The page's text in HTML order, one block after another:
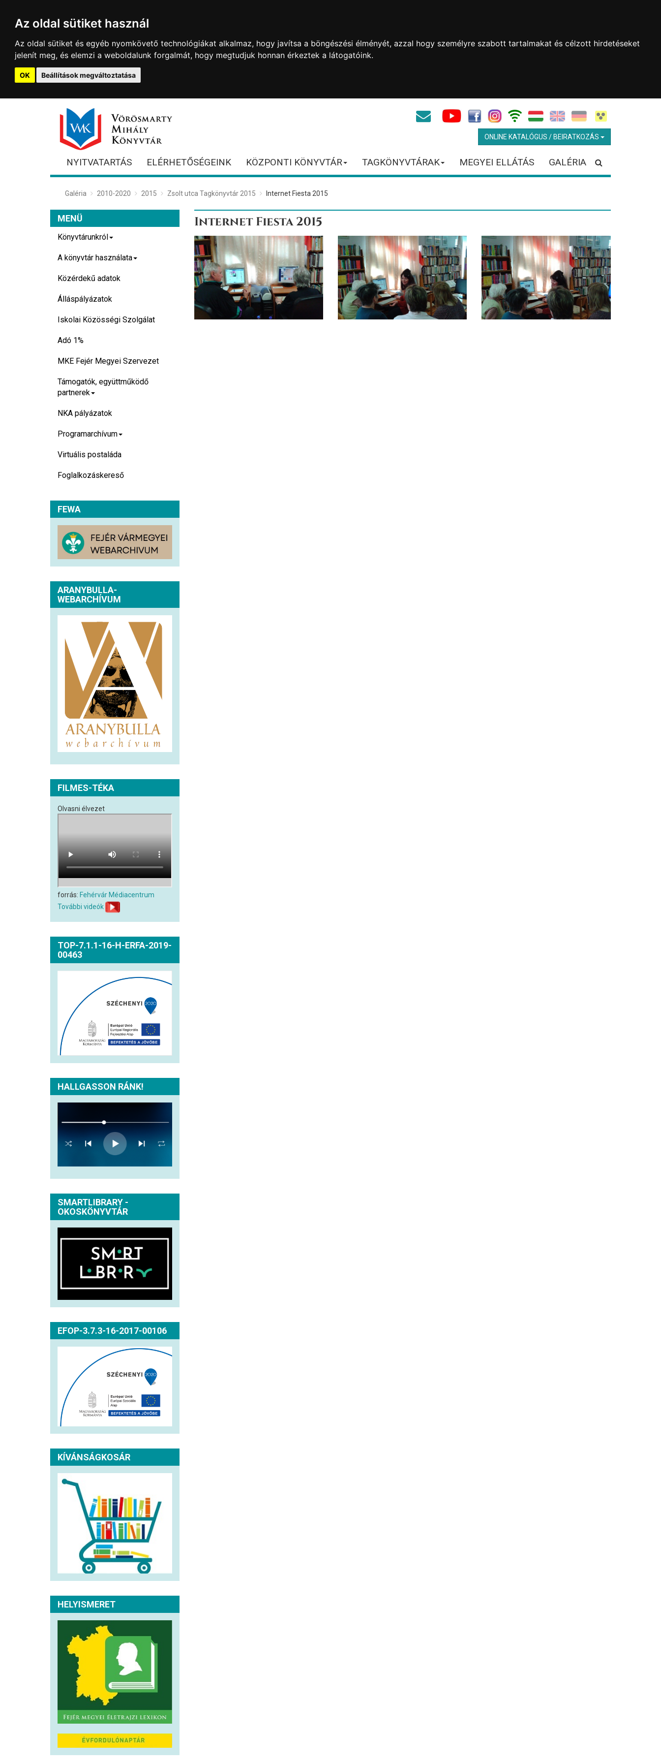
Az oldal sütiket használ
Az oldal sütiket és egyéb nyomkövető technológiákat alkalmaz, hogy javítsa a böngészési élményét, azzal hogy személyre szabott tartalmakat és célzott hirdetéseket
jelenít meg, és elemzi a weboldalunk forgalmát, hogy megtudjuk honnan érkeztek a látogatóink.
OK Beállítások megváltoztatása
ONLINE KATALÓGUS / BEIRATKOZÁS
NYITVATARTÁS ELÉRHETŐSÉGEINK KÖZPONTI KÖNYVTÁR TAGKÖNYVTÁRAK MEGYEI ELLÁTÁS GALÉRIA
Galéria 2010-2020 2015 Zsolt utca Tagkönyvtár 2015 Internet Fiesta 2015
Internet Fiesta 2015
MENÜ
Könyvtárunkról
A könyvtár használata
Közérdekű adatok
Álláspályázatok
Iskolai Közösségi Szolgálat
Adó 1%
MKE Fejér Megyei Szervezet
Támogatók, együttműködő
partnerek
NKA pályázatok
Programarchívum
Virtuális postaláda
Foglalkozáskereső
FEWA
ARANYBULLA-
WEBARCHÍVUM
FILMES-TÉKA
Olvasni élvezet
forrás: Fehérvár Médiacentrum
További videók
TOP-7.1.1-16-H-ERFA-2019-
00463
HALLGASSON RÁNK!
SMARTLIBRARY -
OKOSKÖNYVTÁR
EFOP-3.7.3-16-2017-00106
KÍVÁNSÁGKOSÁR
HELYISMERET